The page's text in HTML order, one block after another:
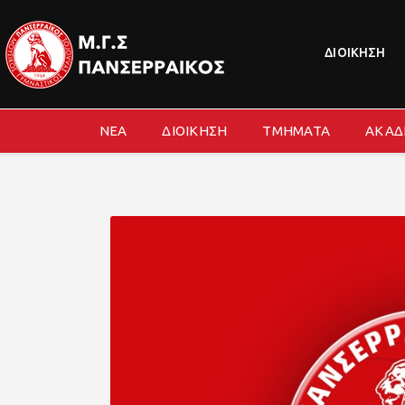
ΔΙΟΙΚΗΣΗ
ΝΕΑ ΔΙΟΙΚΗΣΗ ΤΜΗΜΑΤΑ